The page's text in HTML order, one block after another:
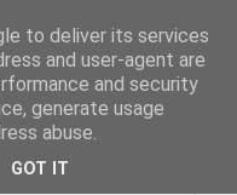
to deliver its services
and user-agent are
and security
generate usage
abuse.
GOT IT